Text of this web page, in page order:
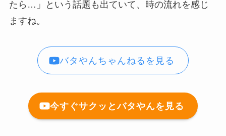
たら…」という話題も出ていて、時の流れを感じ
ますね。
バタやんちゃんねるを見る
今すぐサクッとバタやんを見る